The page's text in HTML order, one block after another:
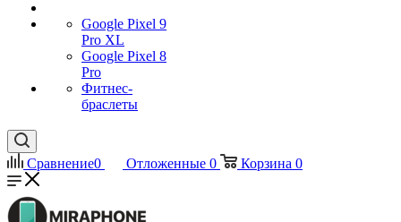
Google Pixel 9
Pro XL
Google Pixel 8
Pro
Фитнес-
браслеты
Сравнение0 Отложенные 0 Корзина 0